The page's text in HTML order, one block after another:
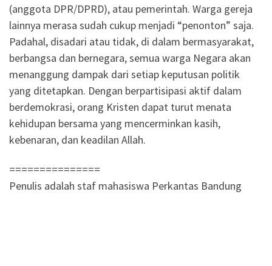
(anggota DPR/DPRD), atau pemerintah. Warga gereja
lainnya merasa sudah cukup menjadi “penonton” saja.
Padahal, disadari atau tidak, di dalam bermasyarakat,
berbangsa dan bernegara, semua warga Negara akan
menanggung dampak dari setiap keputusan politik
yang ditetapkan. Dengan berpartisipasi aktif dalam
berdemokrasi, orang Kristen dapat turut menata
kehidupan bersama yang mencerminkan kasih,
kebenaran, dan keadilan Allah.
===============
Penulis adalah staf mahasiswa Perkantas Bandung